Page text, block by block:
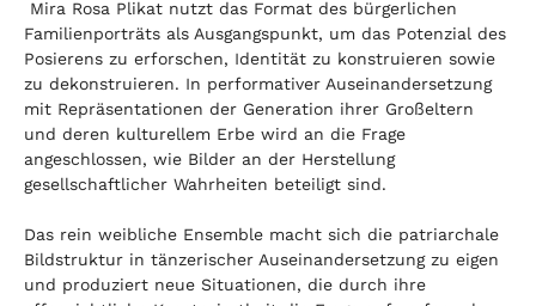
Familienporträts als Ausgangspunkt, um das Potenzial des
Posierens zu erforschen, Identität zu konstruieren sowie
zu dekonstruieren. In performativer Auseinandersetzung
mit Repräsentationen der Generation ihrer Großeltern
und deren kulturellem Erbe wird an die Frage
angeschlossen, wie Bilder an der Herstellung
gesellschaftlicher Wahrheiten beteiligt sind.
Das rein weibliche Ensemble macht sich die patriarchale
Bildstruktur in tänzerischer Auseinandersetzung zu eigen
und produziert neue Situationen, die durch ihre